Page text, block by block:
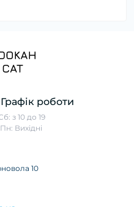
Графік роботи
з 10 до 19
Вихідні
10